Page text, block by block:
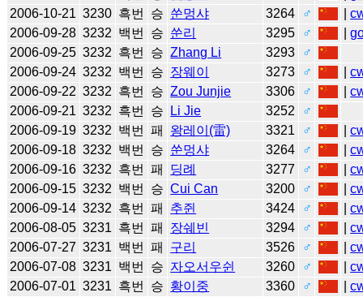
2006-10-21 3230 흑번 승 쑨멍샤 3264 ♂ |
2006-09-28 3232 백번 승 쑨리 3295 ♂ |
2006-09-25 3232 흑번 승 Zhang Li 3293
♂
2006-09-24 3232 백번 승 장웨이 3273 ♂ |
2006-09-22 3232 흑번 승 Zou Junjie 3306 ♂ |
2006-09-21 3232 흑번 승 Li Jie 3252
♂
2006-09-19 3232 백번 패 왕레이(雷) 3321 ♂ |
2006-09-18 3232 백번 승 쑨멍샤 3264 ♂ |
2006-09-16 3232 흑번 패 딩례 3277 ♂ |
2006-09-15 3232 백번 승 Cui Can 3200 ♂ |
2006-09-14 3232 흑번 패 추쥔 3424 ♂ |
2006-08-05 3231 흑번 패 장쉐빈 3294 ♂ |
2006-07-27 3231 백번 패 구리 3526 ♂ |
2006-07-08 3231 백번 승 자오서우쉰 3260 ♂ |
2006-07-01 3231 흑번 승 황이중 3360 ♂ |